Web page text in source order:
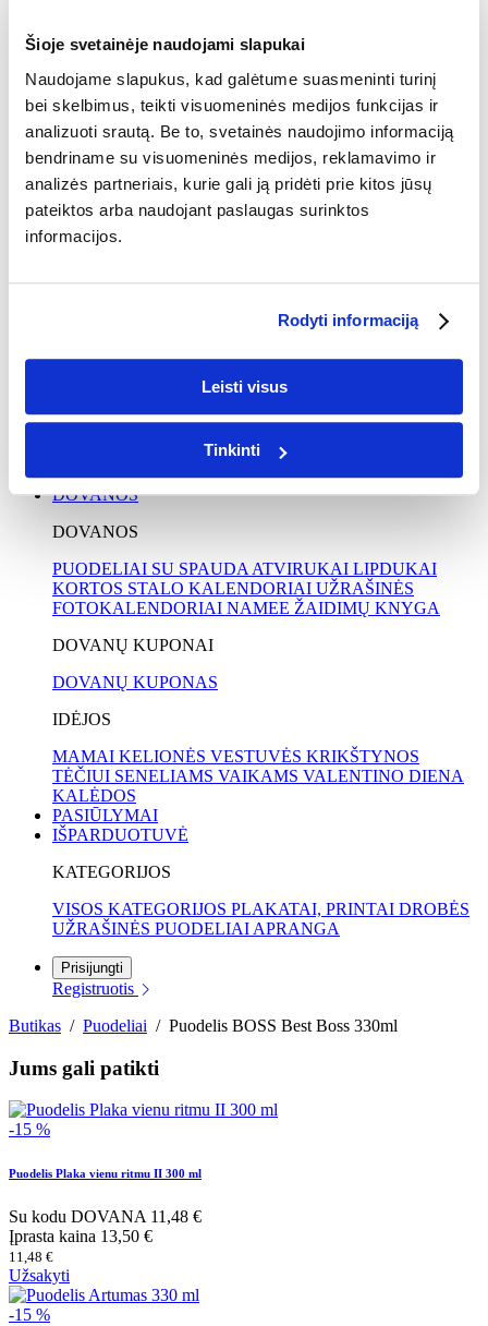
Šioje svetainėje naudojami slapukai
Naudojame slapukus, kad galėtume suasmeninti turinį
bei skelbimus, teikti visuomeninės medijos funkcijas ir
analizuoti srautą. Be to, svetainės naudojimo informaciją
bendriname su visuomeninės medijos, reklamavimo ir
analizės partneriais, kurie gali ją pridėti prie kitos jūsų
pateiktos arba naudojant paslaugas surinktos
informacijos.
Rodyti informaciją
Leisti visus
Tinkinti
DŽEMPERIAI IR MARŠKINĖLIAI
IŠLEISTUVIŲ FOTOKNYGOS
IŠLEISTUVIŲ FOTOKNYGOS
NUOTRAUKOS
DRABUŽIAI
MARŠKINĖLIAI
MARŠKINĖLIAI SU SPAUDA
DŽEMPERIAI SU SPAUDA
PAPUOŠTI SIENĄ
PLAKATAI AI FOTODROBĖS
PLAKATAI
DOVANOS
DOVANOS
PUODELIAI SU SPAUDA ATVIRUKAI LIPDUKAI
KORTOS STALO KALENDORIAI UŽRAŠINĖS
FOTOKALENDORIAI NAMEE ŽAIDIMŲ KNYGA
DOVANŲ KUPONAI
DOVANŲ KUPONAS
IDĖJOS
MAMAI KELIONĖS VESTUVĖS KRIKŠTYNOS
TĖČIUI SENELIAMS VAIKAMS VALENTINO DIENA
KALĖDOS
PASIŪLYMAI
IŠPARDUOTUVĖ
KATEGORIJOS
VISOS KATEGORIJOS PLAKATAI, PRINTAI DROBĖS
UŽRAŠINĖS PUODELIAI APRANGA
Prisijungti
Registruotis
Butikas / Puodeliai / Puodelis BOSS Best Boss 330ml
Jums gali patikti
-15 %
Puodelis Plaka vienu ritmu II 300 ml
Su kodu DOVANA 11,48 €
Įprasta kaina 13,50 €
11,48 €
Užsakyti
-15 %